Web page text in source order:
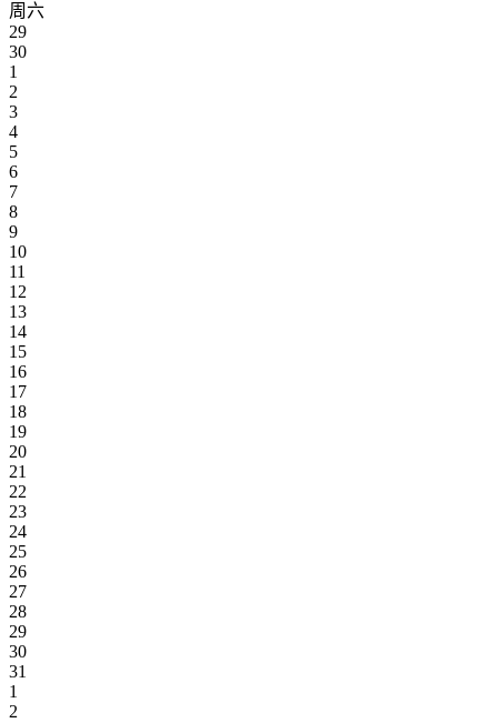
周六
29
30
1
2
3
4
5
6
7
8
9
10
11
12
13
14
15
16
17
18
19
20
21
22
23
24
25
26
27
28
29
30
31
1
2